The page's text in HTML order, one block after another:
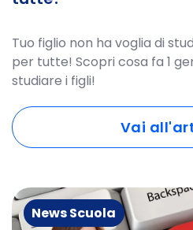
Tuo figlio non ha voglia di
per tutte! Scopri cosa fa 1
studiare i figli!
Vai
News Scuola